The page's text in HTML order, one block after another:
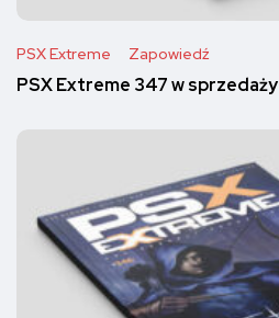
PSX Extreme Zapowiedź
PSX Extreme 347 w sprzedaży